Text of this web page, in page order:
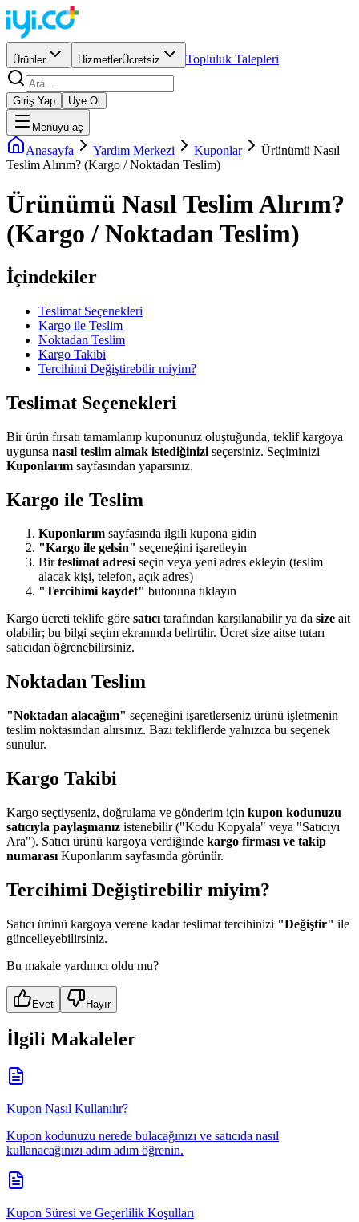
Ürünler HizmetlerÜcretsiz Topluluk Talepleri
Giriş Yap Üye Ol
Menüyü aç
Anasayfa Yardım Merkezi Kuponlar
Ürünümü Nasıl
Teslim Alırım? (Kargo / Noktadan Teslim)
Ürünümü Nasıl Teslim Alırım?
(Kargo / Noktadan Teslim)
İçindekiler
Teslimat Seçenekleri
Kargo ile Teslim
Noktadan Teslim
Kargo Takibi
Tercihimi Değiştirebilir miyim?
Teslimat Seçenekleri
Bir ürün fırsatı tamamlanıp kuponunuz oluştuğunda, teklif kargoya
uygunsa nasıl teslim almak istediğinizi seçersiniz. Seçiminizi
Kuponlarım sayfasından yaparsınız.
Kargo ile Teslim
Kuponlarım sayfasında ilgili kupona gidin
"Kargo ile gelsin" seçeneğini işaretleyin
Birteslimat adresiseçin veya yeni adres ekleyin (teslim
alacak kişi, telefon, açık adres)
"Tercihimi kaydet" butonuna tıklayın
Kargo ücreti teklife göre satıcıtarafından karşılanabilir ya da size ait
olabilir; bu bilgi seçim ekranında belirtilir. Ücret size aitse tutarı
satıcıdan öğrenebilirsiniz.
Noktadan Teslim
"Noktadan alacağım" seçeneğini işaretlerseniz ürünü işletmenin
teslim noktasından alırsınız. Bazı tekliflerde yalnızca bu seçenek
sunulur.
Kargo Takibi
Kargo seçtiyseniz, doğrulama ve gönderim için kupon kodunuzu
satıcıyla paylaşmanız istenebilir ("Kodu Kopyala" veya "Satıcıyı
Ara"). Satıcı ürünü kargoya verdiğinde kargo firması ve takip
numarası Kuponlarım sayfasında görünür.
Tercihimi Değiştirebilir miyim?
Satıcı ürünü kargoya verene kadar teslimat tercihinizi "Değiştir" ile
güncelleyebilirsiniz.
Bu makale yardımcı oldu mu?
Evet Hayır
İlgili Makaleler
Kupon Nasıl Kullanılır?
Kupon kodunuzu nerede bulacağınızı ve satıcıda nasıl
kullanacağınızı adım adım öğrenin.
Kupon Süresi ve Geçerlilik Koşulları